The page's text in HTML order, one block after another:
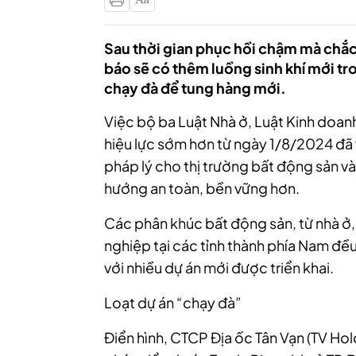
Sau thời gian phục hồi chậm mà
báo sẽ có thêm luồng sinh khí mới
chạy đà để tung hàng mới.
Việc bộ ba Luật Nhà ở, Luật Kinh
hiệu lực sớm hơn từ ngày 1/8/2024
pháp lý cho thị trường bất động sản
hướng an toàn, bền vững hơn.
Các phân khúc bất động sản, từ nhà
nghiệp tại các tỉnh thành phía Nam
với nhiều dự án mới được triển khai.
Loạt dự án “chạy đà”
Điển hình, CTCP Địa ốc Tân Vạn (TV